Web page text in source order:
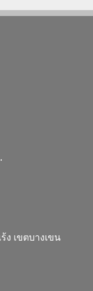
ง เขตบางเขน